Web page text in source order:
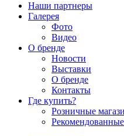
Наши партнеры
Галерея
Фото
Видео
О бренде
Новости
Выставки
О бренде
Контакты
Где купить?
Розничные